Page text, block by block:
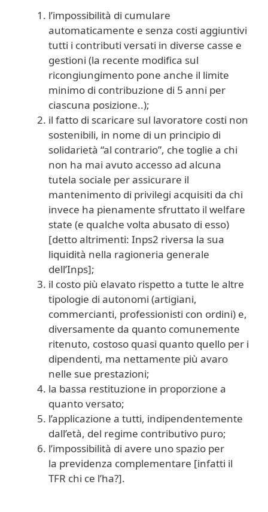
l’impossibilità di cumulare
automaticamente e senza costi aggiuntivi
tutti i contributi versati in diverse casse e
gestioni (la recente modifica sul
ricongiungimento pone anche il limite
minimo di contribuzione di 5 anni per
ciascuna posizione..);
il fatto di scaricare sul lavoratore costi non
sostenibili, in nome di un principio di
solidarietà “al contrario”, che toglie a chi
non ha mai avuto accesso ad alcuna
tutela sociale per assicurare il
mantenimento di privilegi acquisiti da chi
invece ha pienamente sfruttato il welfare
state (e qualche volta abusato di esso)
[detto altrimenti: Inps2 riversa la sua
liquidità nella ragioneria generale
dell’Inps];
il costo più elavato rispetto a tutte le altre
tipologie di autonomi (artigiani,
commercianti, professionisti con ordini) e,
diversamente da quanto comunemente
ritenuto, costoso quasi quanto quello per i
dipendenti, ma nettamente più avaro
nelle sue prestazioni;
la bassa restituzione in proporzione a
quanto versato;
l’applicazione a tutti, indipendentemente
dall’età, del regime contributivo puro;
l’impossibilità di avere uno spazio per
la previdenza complementare [infatti il
TFR chi ce l’ha?].